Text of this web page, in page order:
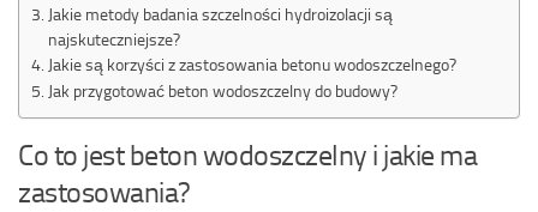
Jakie metody badania szczelności hydroizolacji są
najskuteczniejsze?
Jakie są korzyści z zastosowania betonu wodoszczelnego?
Jak przygotować beton wodoszczelny do budowy?
Co to jest beton wodoszczelny i jakie ma
zastosowania?